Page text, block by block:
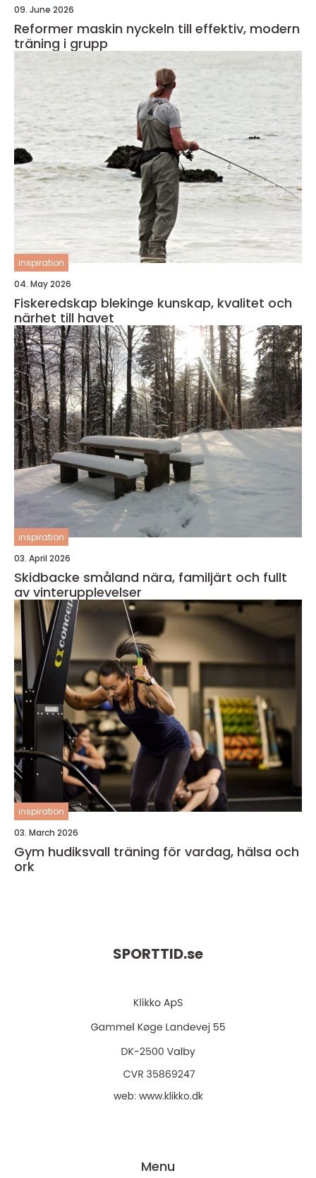
09. June 2026
Reformer maskin nyckeln till effektiv, modern
träning i grupp
inspiration
04. May 2026
Fiskeredskap blekinge kunskap, kvalitet och
närhet till havet
inspiration
03. April 2026
Skidbacke småland nära, familjärt och fullt
av vinterupplevelser
inspiration
03. March 2026
Gym hudiksvall träning för vardag, hälsa och
ork
SPORTTID.se
web: www.klikko.dk
Menu